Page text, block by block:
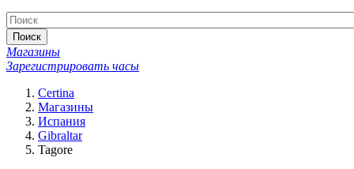
Поиск
Магазины
Зарегистрировать часы
Certina
Магазины
Испания
Gibraltar
Tagore